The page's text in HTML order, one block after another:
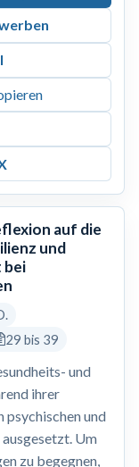
auf die
und
29 bis 39
und
ihrer
psychischen und
Um
zu begegnen,